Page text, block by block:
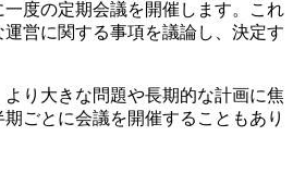
活動頻度
度の定期会議を開催します。これ
営に関する事項を議論し、決定す
り大きな問題や長期的な計画に焦
ごとに会議を開催することもあり